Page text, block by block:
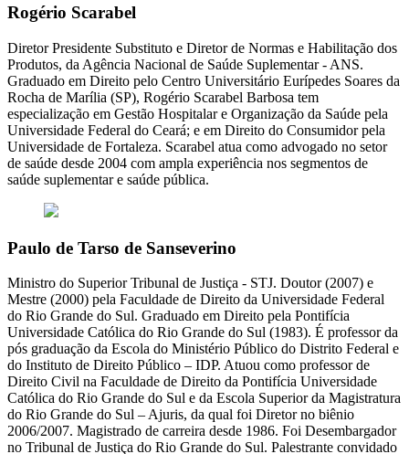
Rogério Scarabel
Diretor Presidente Substituto e Diretor de Normas e Habilitação dos
Produtos, da Agência Nacional de Saúde Suplementar - ANS.
Graduado em Direito pelo Centro Universitário Eurípedes Soares da
Rocha de Marília (SP), Rogério Scarabel Barbosa tem
especialização em Gestão Hospitalar e Organização da Saúde pela
Universidade Federal do Ceará; e em Direito do Consumidor pela
Universidade de Fortaleza. Scarabel atua como advogado no setor
de saúde desde 2004 com ampla experiência nos segmentos de
saúde suplementar e saúde pública.
Paulo de Tarso de Sanseverino
Ministro do Superior Tribunal de Justiça - STJ. Doutor (2007) e
Mestre (2000) pela Faculdade de Direito da Universidade Federal
do Rio Grande do Sul. Graduado em Direito pela Pontifícia
Universidade Católica do Rio Grande do Sul (1983). É professor da
pós graduação da Escola do Ministério Público do Distrito Federal e
do Instituto de Direito Público – IDP. Atuou como professor de
Direito Civil na Faculdade de Direito da Pontifícia Universidade
Católica do Rio Grande do Sul e da Escola Superior da Magistratura
do Rio Grande do Sul – Ajuris, da qual foi Diretor no biênio
2006/2007. Magistrado de carreira desde 1986. Foi Desembargador
no Tribunal de Justiça do Rio Grande do Sul. Palestrante convidado